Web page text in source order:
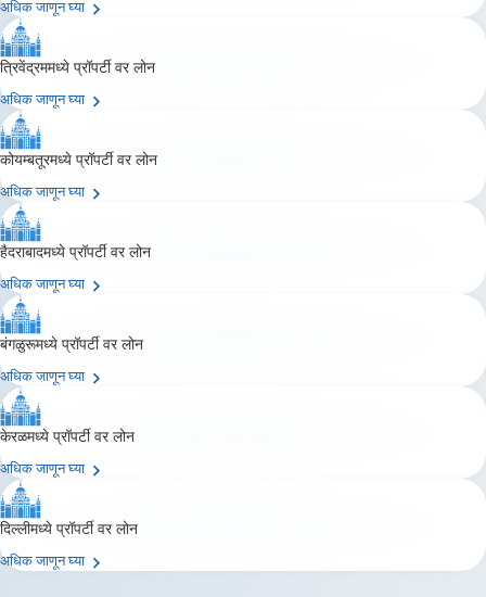
अधिक जाणून घ्या
त्रिवेंद्रममध्ये प्रॉपर्टी वर लोन
अधिक जाणून घ्या
कोयम्बतूरमध्ये प्रॉपर्टी वर लोन
अधिक जाणून घ्या
हैदराबादमध्ये प्रॉपर्टी वर लोन
अधिक जाणून घ्या
बंगळुरूमध्ये प्रॉपर्टी वर लोन
अधिक जाणून घ्या
केरळमध्ये प्रॉपर्टी वर लोन
अधिक जाणून घ्या
दिल्लीमध्ये प्रॉपर्टी वर लोन
अधिक जाणून घ्या